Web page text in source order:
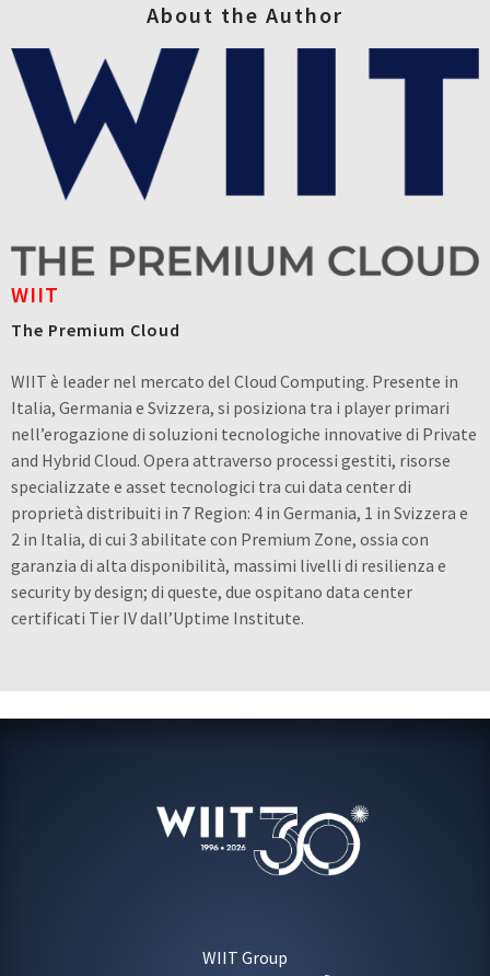
About the Author
WIIT
The Premium Cloud
WIIT è leader nel mercato del Cloud Computing. Presente in
Italia, Germania e Svizzera, si posiziona tra i player primari
nell’erogazione di soluzioni tecnologiche innovative di Private
and Hybrid Cloud. Opera attraverso processi gestiti, risorse
specializzate e asset tecnologici tra cui data center di
proprietà distribuiti in 7 Region: 4 in Germania, 1 in Svizzera e
2 in Italia, di cui 3 abilitate con Premium Zone, ossia con
garanzia di alta disponibilità, massimi livelli di resilienza e
security by design; di queste, due ospitano data center
certificati Tier IV dall’Uptime Institute.
WIIT Group